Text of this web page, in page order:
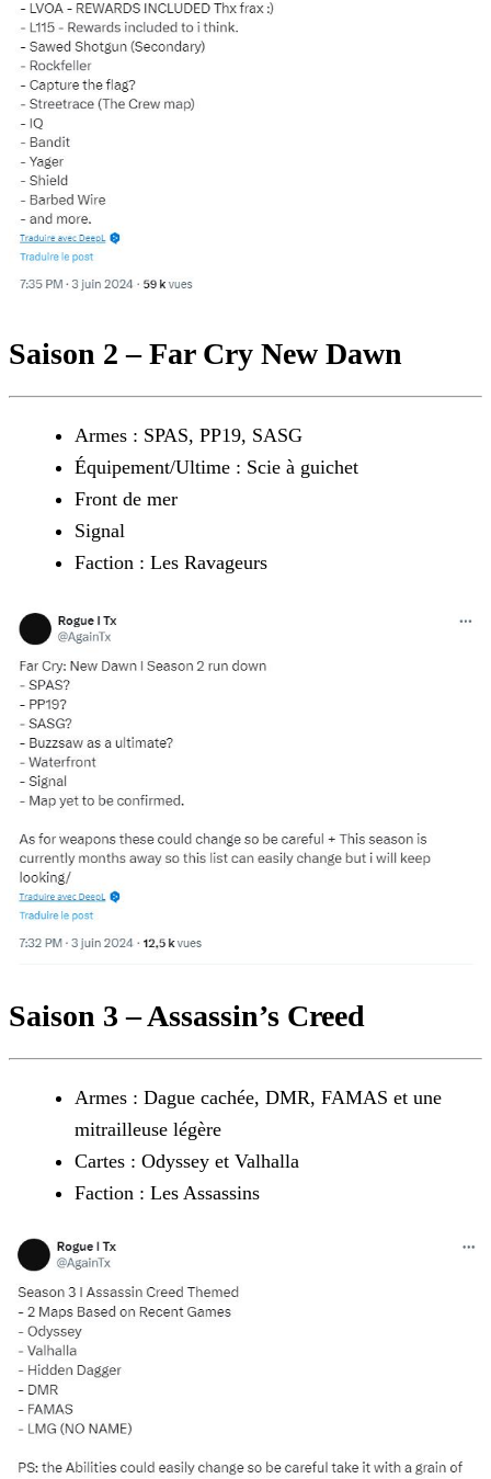
Saison 2 – Far Cry New Dawn
Armes : SPAS, PP19, SASG
Équipement/Ultime : Scie à guichet
Front de mer
Signal
Faction : Les Ravageurs
Saison 3 – Assassin’s Creed
Armes : Dague cachée, DMR, FAMAS et une
mitrailleuse légère
Cartes : Odyssey et Valhalla
Faction : Les Assassins